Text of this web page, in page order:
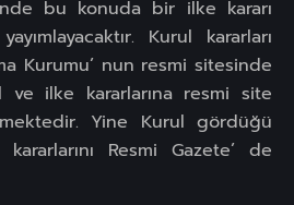
bu konuda bir ilke kararı
Kurul kararları
Kurumu’ nun resmi sitesinde
ve ilke kararlarına resmi site
Yine Kurul gördüğü
Resmi Gazete’ de